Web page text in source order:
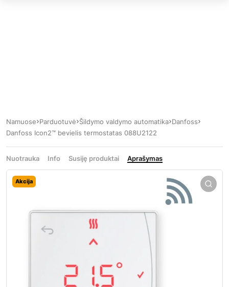
Namuose Parduotuvė Šildymo valdymo automatika Danfoss
Danfoss Icon2™ bevielis termostatas 088U2122
Nuotrauka Info Susiję produktai Aprašymas
Akcija